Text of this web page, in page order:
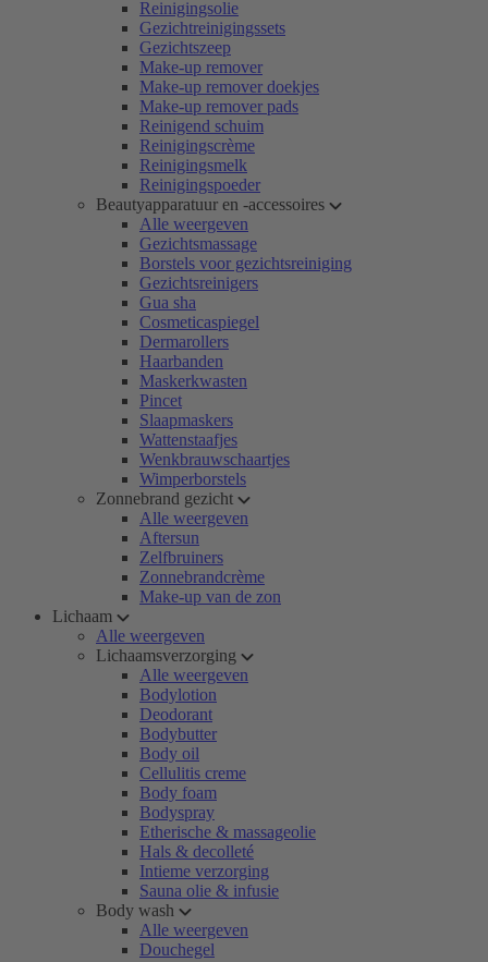
Reinigingsolie
Gezichtreinigingssets
Gezichtszeep
Make-up remover
Make-up remover doekjes
Make-up remover pads
Reinigend schuim
Reinigingscrème
Reinigingsmelk
Reinigingspoeder
Beautyapparatuur en -accessoires
Alle weergeven
Gezichtsmassage
Borstels voor gezichtsreiniging
Gezichtsreinigers
Gua sha
Cosmeticaspiegel
Dermarollers
Haarbanden
Maskerkwasten
Pincet
Slaapmaskers
Wattenstaafjes
Wenkbrauwschaartjes
Wimperborstels
Zonnebrand gezicht
Alle weergeven
Aftersun
Zelfbruiners
Zonnebrandcrème
Make-up van de zon
Lichaam
Alle weergeven
Lichaamsverzorging
Alle weergeven
Bodylotion
Deodorant
Bodybutter
Body oil
Cellulitis creme
Body foam
Bodyspray
Etherische & massageolie
Hals & decolleté
Intieme verzorging
Sauna olie & infusie
Body wash
Alle weergeven
Douchegel